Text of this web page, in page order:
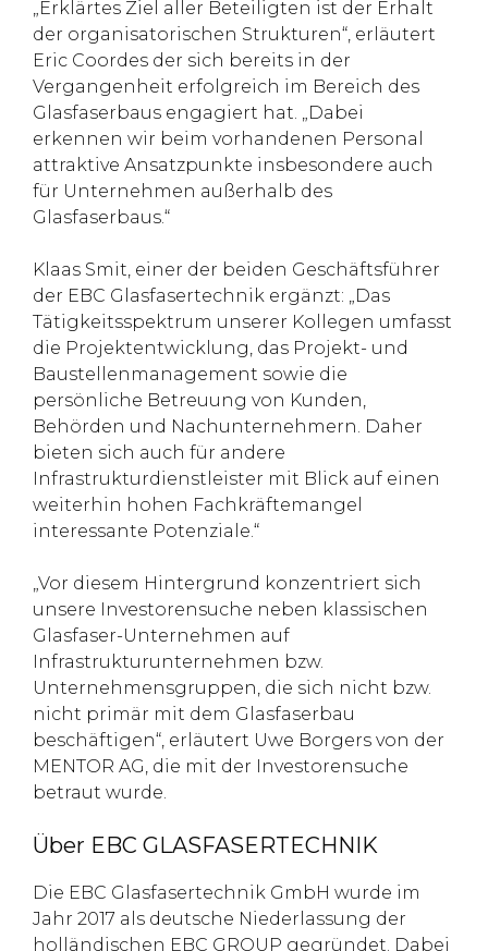
„Erklärtes Ziel aller Beteiligten ist der Erhalt
der organisatorischen Strukturen“, erläutert
Eric Coordes der sich bereits in der
Vergangenheit erfolgreich im Bereich des
Glasfaserbaus engagiert hat. „Dabei
erkennen wir beim vorhandenen Personal
attraktive Ansatzpunkte insbesondere auch
für Unternehmen außerhalb des
Glasfaserbaus.“
Klaas Smit, einer der beiden Geschäftsführer
der EBC Glasfasertechnik ergänzt: „Das
Tätigkeitsspektrum unserer Kollegen umfasst
die Projektentwicklung, das Projekt- und
Baustellenmanagement sowie die
persönliche Betreuung von Kunden,
Behörden und Nachunternehmern. Daher
bieten sich auch für andere
Infrastrukturdienstleister mit Blick auf einen
weiterhin hohen Fachkräftemangel
interessante Potenziale.“
„Vor diesem Hintergrund konzentriert sich
unsere Investorensuche neben klassischen
Glasfaser-Unternehmen auf
Infrastrukturunternehmen bzw.
Unternehmensgruppen, die sich nicht bzw.
nicht primär mit dem Glasfaserbau
beschäftigen“, erläutert Uwe Borgers von der
MENTOR AG, die mit der Investorensuche
betraut wurde.
Über EBC GLASFASERTECHNIK
Die EBC Glasfasertechnik GmbH wurde im
Jahr 2017 als deutsche Niederlassung der
holländischen EBC GROUP gegründet. Dabei